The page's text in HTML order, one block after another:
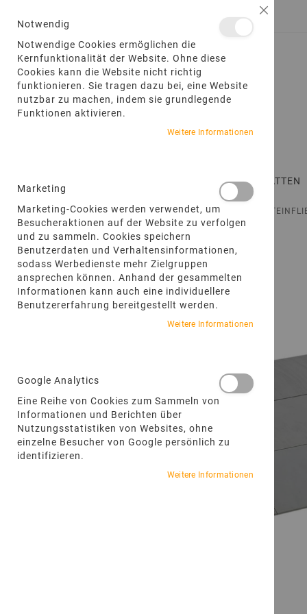
ZUMANMELDEN
TERRASSENPLATTEN
STARTSEITE PRODUKTE BODENFLIESEN
Zum
Ende
der
Bildgalerie
springen
Notwendig
Notwendige Cookies ermöglichen die
Kernfunktionalität der Website. Ohne diese
Cookies kann die Website nicht richtig
funktionieren. Sie tragen dazu bei, eine Website
nutzbar zu machen, indem sie grundlegende
Funktionen aktivieren.
Weitere Informationen
Marketing
Marketing-Cookies werden verwendet, um
Besucheraktionen auf der Website zu verfolgen
und zu sammeln. Cookies speichern
Benutzerdaten und Verhaltensinformationen,
sodass Werbedienste mehr Zielgruppen
ansprechen können. Anhand der gesammelten
Informationen kann auch eine individuellere
Benutzererfahrung bereitgestellt werden.
Weitere Informationen
Google Analytics
Eine Reihe von Cookies zum Sammeln von
Informationen und Berichten über
Nutzungsstatistiken von Websites, ohne
einzelne Besucher von Google persönlich zu
identifizieren.
Weitere Informationen